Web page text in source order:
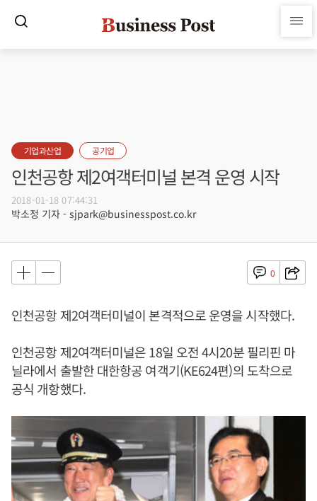
기업과산업 공기업
인천공항 제2여객터미널 본격 운영 시작
2018-01-18 07:44:31
박소정 기자 - sjpark@businesspost.co.kr
0
인천공항 제2여객터미널이 본격적으로 운영을 시작했다.
인천공항 제2여객터미널은 18일 오전 4시20분 필리핀 마
닐라에서 출발한 대한항공 여객기(KE624편)의 도착으로
공식 개항했다.